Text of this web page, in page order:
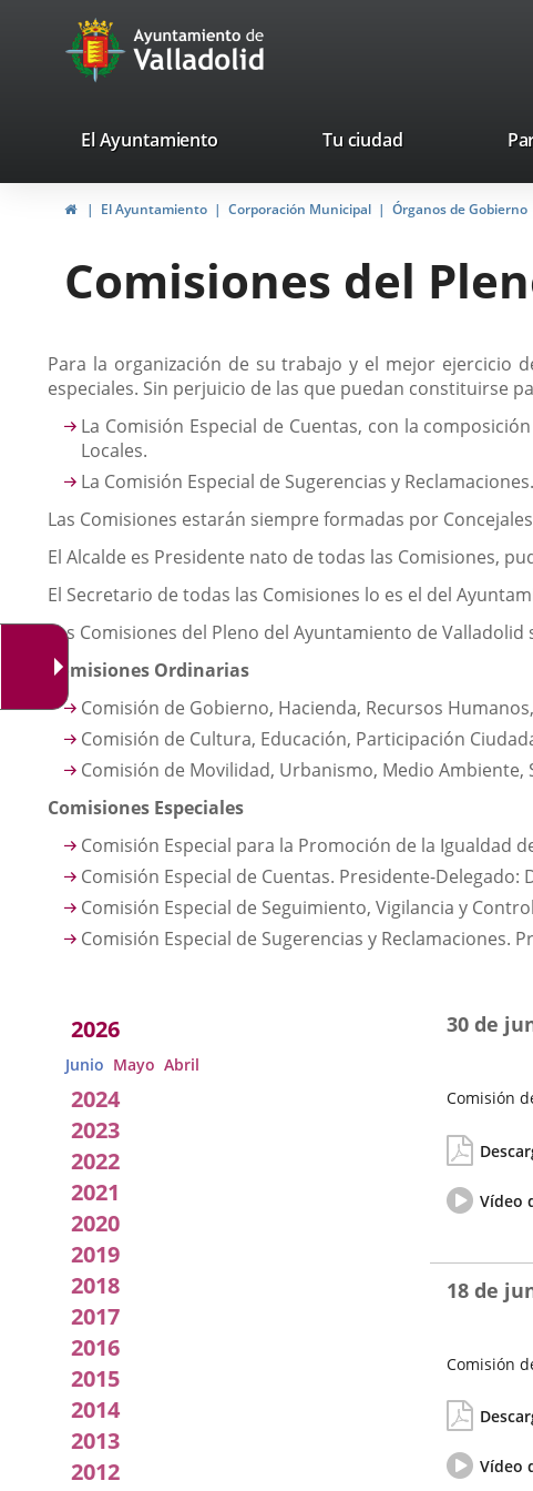
Portal
Web
Ayuntamiento
de
valladolid.es
El Ayuntamiento Tu ciudad
InicioEl Ayuntamiento Corporación Municipal Órganos de Gobierno
Comisiones del
Descripción
Para la organización de su trabajo y el mejor ejercicio
especiales. Sin perjuicio de las que puedan constituirse
La Comisión Especial de Cuentas, con la
Locales.
La Comisión Especial de Sugerencias y Reclamaciones.
Las Comisiones estarán siempre formadas por
El Alcalde es Presidente nato de todas las Comisiones,
El Secretario de todas las Comisiones lo es el del
Las Comisiones del Pleno del Ayuntamiento de Valladolid
Comisiones Ordinarias
Comisión de Gobierno, Hacienda, Recursos
Comisión de Cultura, Educación, Participación
Comisión de Movilidad, Urbanismo, Medio
Comisiones Especiales
Comisión Especial para la Promoción de la Igualdad
Comisión Especial de Cuentas. Presidente-Delegado:
Comisión Especial de Seguimiento, Vigilancia y
Comisión Especial de Sugerencias y Reclamaciones.
Acuerdos
adoptados
por
la
Comisión
2026
Junio Mayo Abril
2024
2023
2022
2021
2020
2019
2018
2017
2016
2015
2014
2013
2012
Comisión
de
la
Sesión
30 de
Vídeo
del
Vídeo
Comisión
de
la
Sesión
18 de
Vídeo
del
Vídeo